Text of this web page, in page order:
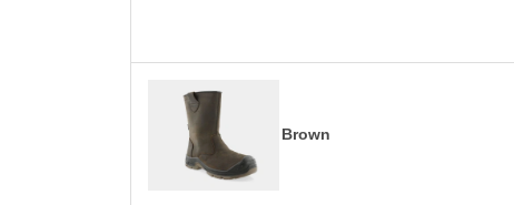
Brown